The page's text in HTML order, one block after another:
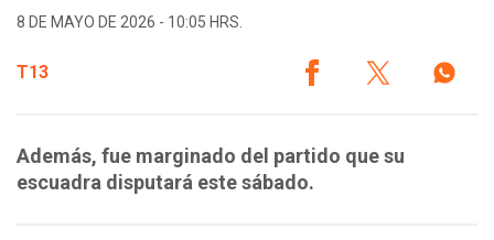
8 DE MAYO DE 2026 - 10:05 HRS.
T13
Además, fue marginado del partido que su
escuadra disputará este sábado.